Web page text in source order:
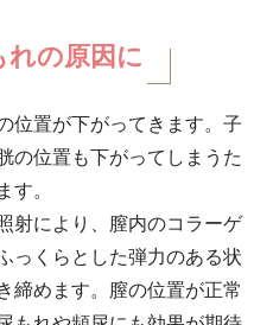
の原因に
位置が下がってきます。子
の位置も下がってしまうた
す。
射により、膣内のコラーゲ
っくらとした弾力のある状
締めます。膣の位置が正常